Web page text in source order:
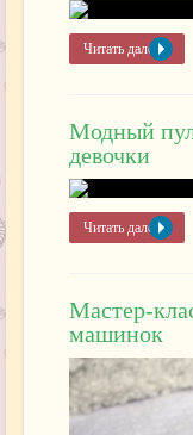
Читать далее »
Модный
девочки
Читать далее »
Мастер-
машинок